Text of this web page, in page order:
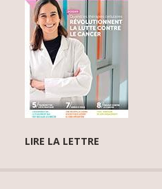
LIRE LA LETTRE